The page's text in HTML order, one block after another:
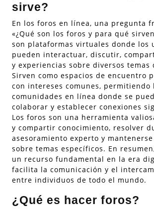
sirve?
En los foros en línea, una pregunta
«¿Qué son los foros y para qué
son plataformas virtuales donde los
pueden interactuar, discutir,
y experiencias sobre diversos temas
Sirven como espacios de encuentro
con intereses comunes, permitiendo
comunidades en línea donde se
colaborar y establecer conexiones
Los foros son una herramienta
y compartir conocimiento, resolver
asesoramiento experto y
sobre temas específicos. En
un recurso fundamental en la era
facilita la comunicación y el
entre individuos de todo el mundo.
¿Qué es hacer foros?